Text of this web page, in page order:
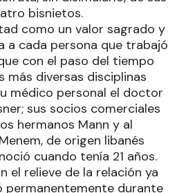
bisnietos.
como un valor sagrado y
a cada persona que trabajó
con el paso del tiempo
más diversas disciplinas
médico personal el doctor
sus socios comerciales
hermanos Mann y al
de origen libanés
cuando tenía 21 años.
el relieve de la relación ya
permanentemente durante